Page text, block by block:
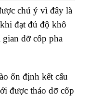
chú ý vì đây là
đạt đủ độ khô
dỡ cốp pha
ổn định kết cấu
được tháo dỡ cốp